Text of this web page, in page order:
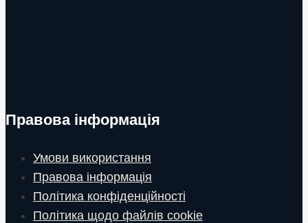
Правова інформація
Умови використання
Правова інформація
Політика конфіденційності
Політика щодо файлів cookie